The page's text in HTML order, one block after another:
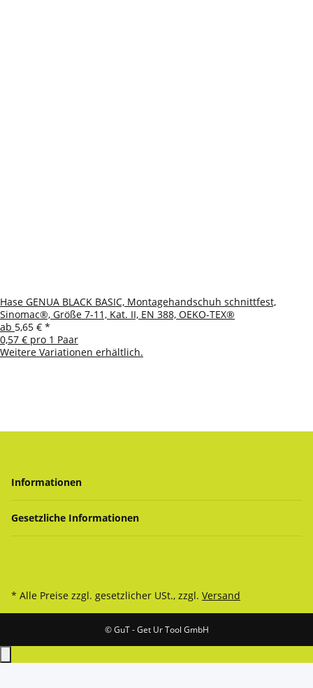
Hase GENUA BLACK BASIC, Montagehandschuh schnittfest,
Sinomac®, Größe 7-11, Kat. II, EN 388, OEKO-TEX®
ab 5,65 € *
0,57 € pro 1 Paar
Weitere Variationen erhältlich.
Informationen
Gesetzliche Informationen
* Alle Preise zzgl. gesetzlicher USt., zzgl. Versand
© GuT - Get Ur Tool GmbH